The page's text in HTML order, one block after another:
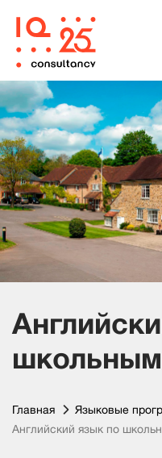
Главная
Языковые
Английский язык по